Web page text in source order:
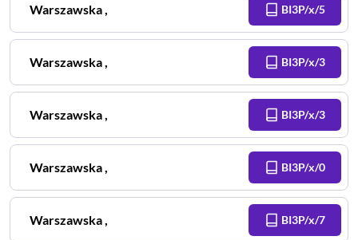
Warszawska, BI3P/x/5
Warszawska, BI3P/x/3
Warszawska, BI3P/x/3
Warszawska, BI3P/x/0
Warszawska, BI3P/x/7